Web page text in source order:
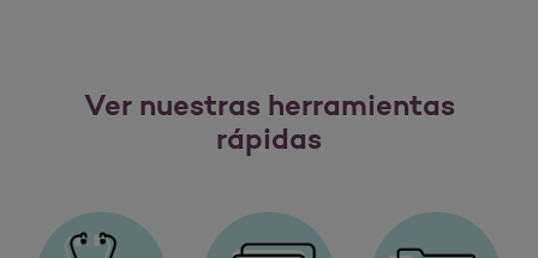
Ver nuestras herramientas
rápidas